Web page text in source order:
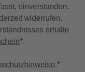
einverstanden.
widerrufen.
erhalte
*.
.